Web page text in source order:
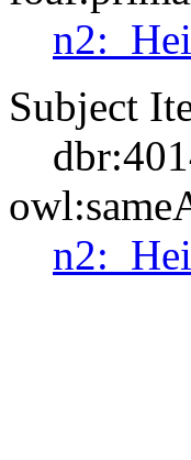
Subject